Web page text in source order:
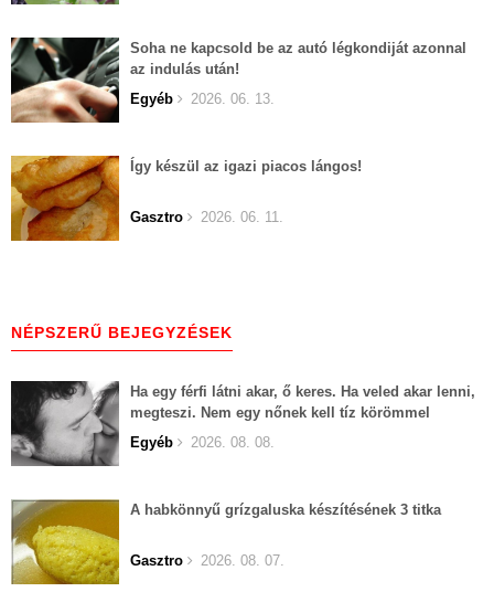
Soha ne kapcsold be az autó légkondiját azonnal
az indulás után!
Egyéb
2026. 06. 13.
Így készül az igazi piacos lángos!
Gasztro 2026. 06. 11.
NÉPSZERŰ BEJEGYZÉSEK
Ha egy férfi látni akar, ő keres. Ha veled akar lenni,
megteszi. Nem egy nőnek kell tíz körömmel
belekapaszkodva mindent feláldozni.
Egyéb 2026. 08. 08.
A habkönnyű grízgaluska készítésének 3 titka
Gasztro 2026. 08. 07.